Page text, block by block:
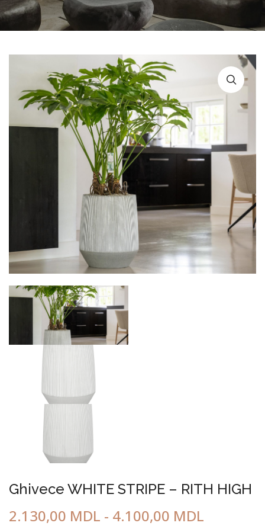
ГОРОДСКАЯ МЕБЕЛЬ
Ghivece WHITE STRIPE – RITH HIGH
2.130,00 MDL - 4.100,00 MDL